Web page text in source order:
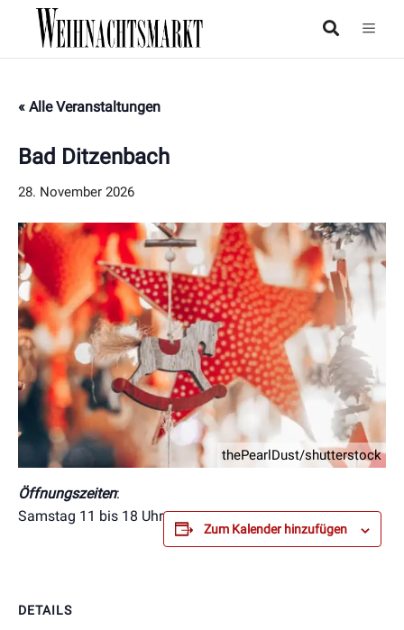
« Alle Veranstaltungen
Bad Ditzenbach
28. November 2026
thePearlDust/shutterstock
Öffnungszeiten:
Samstag 11 bis 18 Uhr
Zum Kalender hinzufügen
DETAILS